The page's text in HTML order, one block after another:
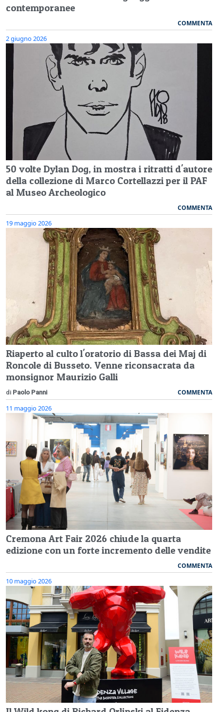
contemporanee
COMMENTA
2 giugno 2026
50 volte Dylan Dog, in mostra i ritratti d'autore
della collezione di Marco Cortellazzi per il PAF
al Museo Archeologico
COMMENTA
19 maggio 2026
Riaperto al culto l'oratorio di Bassa dei Maj di
Roncole di Busseto. Venne riconsacrata da
monsignor Maurizio Galli
di Paolo Panni COMMENTA
11 maggio 2026
Cremona Art Fair 2026 chiude la quarta
edizione con un forte incremento delle vendite
COMMENTA
10 maggio 2026